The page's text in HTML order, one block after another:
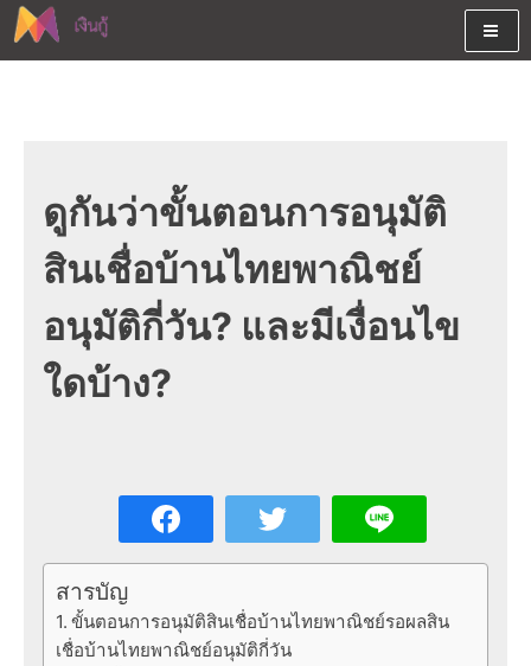
Skip
to
เงินสด และมีรีไฟแนนซ์ด้วย
ดูกันว่าขั้นตอนการอนุมัติ
สินเชื่อบ้านไทยพาณิชย์
อนุมัติกี่วัน? และมีเงื่อนไข
ใดบ้าง?
สารบัญ
ขั้นตอนการอนุมัติสินเชื่อบ้านไทยพาณิชย์รอผลสิน
เชื่อบ้านไทยพาณิชย์อนุมัติกี่วัน